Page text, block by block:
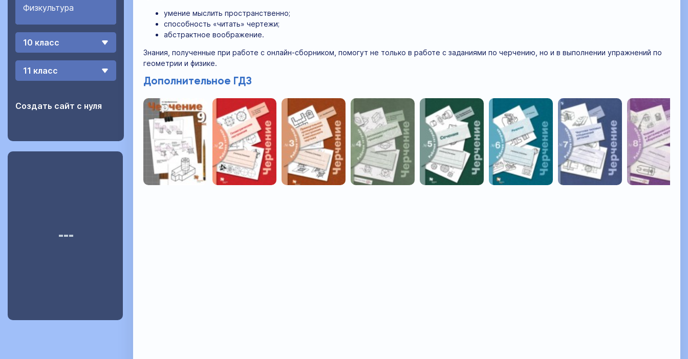
Физкультура
10 класс
11 класс
Создать сайт с нуля
умение мыслить пространственно;
способность «читать» чертежи;
абстрактное воображение.
Знания, полученные при работе с онлайн-сборником, помогут не только в работе с заданиями по черчению, но и в выполнении упражнений по
геометрии и физике.
Дополнительное ГДЗ